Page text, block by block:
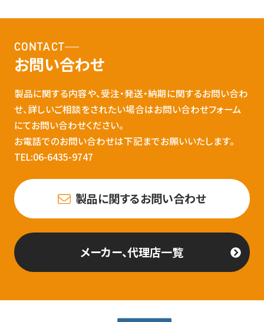
CONTACT
お問い合わせ
製品に関する内容や、受注・発送・納期に関するお問い合わ
せ、詳しいご相談をされたい場合はお問い合わせフォーム
にてお問い合わせください。
お電話でのお問い合わせは下記までお願いいたします。
TEL:06-6435-9747
製品に関するお問い合わせ
メーカー、代理店一覧